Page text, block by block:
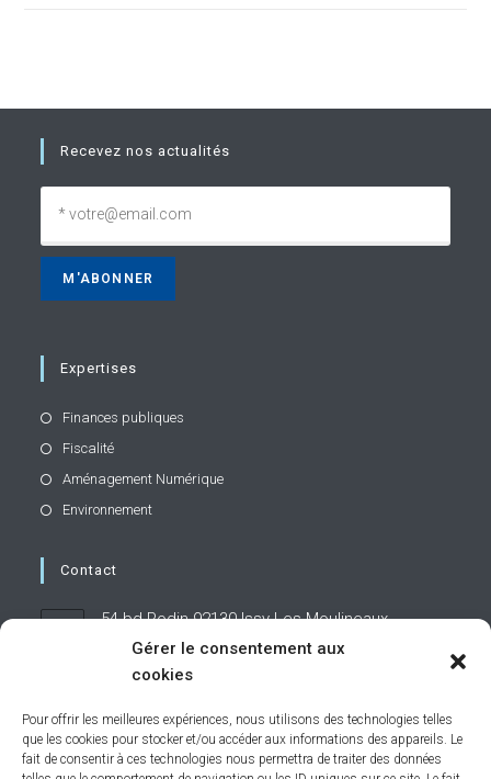
Gérer le consentement aux
cookies
Pour offrir les meilleures expériences, nous utilisons des technologies telles
que les cookies pour stocker et/ou accéder aux informations des appareils. Le
fait de consentir à ces technologies nous permettra de traiter des données
Recevez nos actualités
Expertises
Finances publiques
Fiscalité
Aménagement Numérique
Environnement
Contact
54 bd Rodin 92130 Issy-Les-Moulineaux
01 71 19 95 60
contact@caphornier.fr